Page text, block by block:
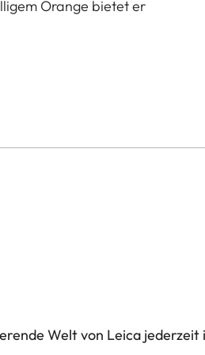
Orange bietet er
Welt von Leica